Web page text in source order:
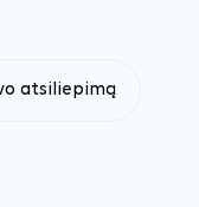
atsiliepimą